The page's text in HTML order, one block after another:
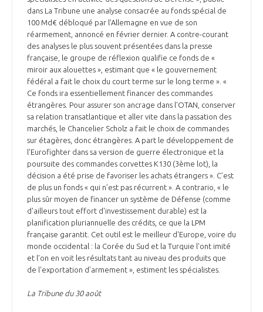
dans La Tribune une analyse consacrée au fonds spécial de
100 Md€ débloqué par l’Allemagne en vue de son
réarmement, annoncé en février dernier. A contre-courant
des analyses le plus souvent présentées dans la presse
française, le groupe de réflexion qualifie ce fonds de «
miroir aux alouettes », estimant que « le gouvernement
fédéral a fait le choix du court terme sur le long terme ». «
Ce fonds ira essentiellement financer des commandes
étrangères. Pour assurer son ancrage dans l'OTAN, conserver
sa relation transatlantique et aller vite dans la passation des
marchés, le Chancelier Scholz a fait le choix de commandes
sur étagères, donc étrangères. A part le développement de
l'Eurofighter dans sa version de guerre électronique et la
poursuite des commandes corvettes K130 (3ème lot), la
décision a été prise de favoriser les achats étrangers ». C’est
de plus un fonds « qui n’est pas récurrent ». A contrario, « le
plus sûr moyen de financer un système de Défense (comme
d'ailleurs tout effort d'investissement durable) est la
planification pluriannuelle des crédits, ce que la LPM
française garantit. Cet outil est le meilleur d'Europe, voire du
monde occidental : la Corée du Sud et la Turquie l'ont imité
et l'on en voit les résultats tant au niveau des produits que
de l'exportation d'armement », estiment les spécialistes.
La Tribune du 30 août